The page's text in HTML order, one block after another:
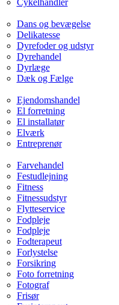
Cykelhandler
Dans og bevægelse
Delikatesse
Dyrefoder og udstyr
Dyrehandel
Dyrlæge
Dæk og Fælge
Ejendomshandel
El forretning
El installatør
Elværk
Entreprenør
Farvehandel
Festudlejning
Fitness
Fitnessudstyr
Flytteservice
Fodpleje
Fodpleje
Fodterapeut
Forlystelse
Forsikring
Foto forretning
Fotograf
Frisør